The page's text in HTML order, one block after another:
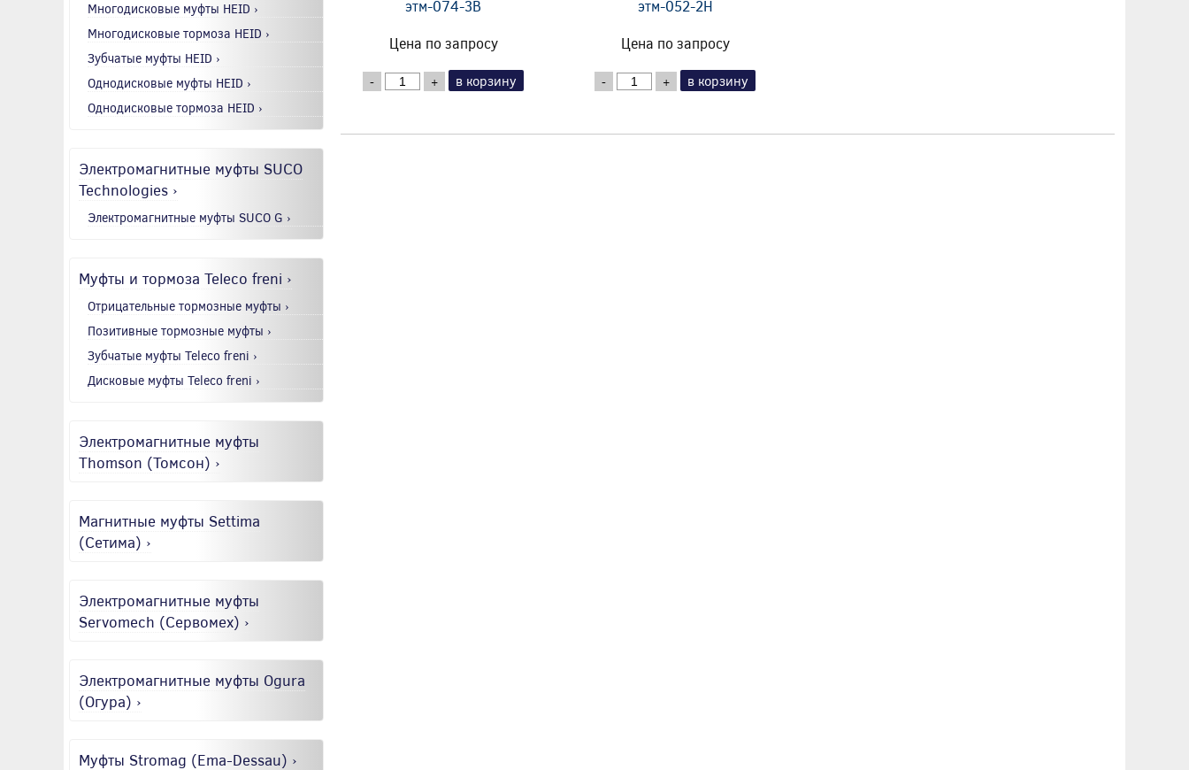
Многодисковые муфты HEID ›
Многодисковые тормоза HEID ›
Зубчатые муфты HEID ›
Однодисковые муфты HEID ›
Однодисковые тормоза HEID ›
Электромагнитные муфты SUCO
Technologies ›
Электромагнитные муфты SUCO G ›
Муфты и тормоза Teleco freni ›
Отрицательные тормозные муфты ›
Позитивные тормозные муфты ›
Зубчатые муфты Teleco freni ›
Дисковые муфты Teleco freni ›
Электромагнитные муфты
Thomson (Томсон) ›
Магнитные муфты Settima
(Сетима) ›
Электромагнитные муфты
Servomech (Сервомех) ›
Электромагнитные муфты Ogura
(Огура) ›
Муфты Stromag (Ema-Dessau) ›
этм-074-3В
Цена по запросу
- + в корзину
этм-052-2Н
Цена по запросу
- + в корзину